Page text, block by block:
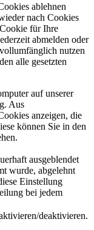
ablehnen
nach Cookies
für Ihre
abmelden oder
nutzen
alle gesetzten
auf unserer
Aus
anzeigen, die
können Sie in den
ausgeblendet
wurde, abgelehnt
Einstellung
bei jedem
deaktivieren.